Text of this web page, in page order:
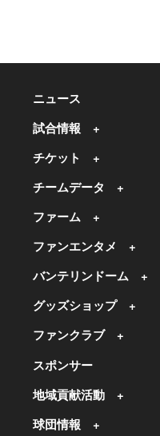
ニュース
試合情報
チケット
チームデータ
ファーム
ファンエンタメ
バンテリンドーム
グッズショップ
ファンクラブ
スポンサー
地域貢献活動
球団情報